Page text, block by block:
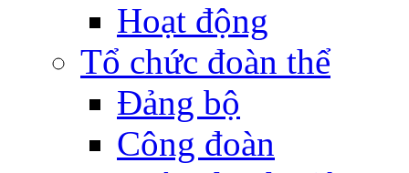
Hoạt động
Tổ chức đoàn thể
Đảng bộ
Công đoàn